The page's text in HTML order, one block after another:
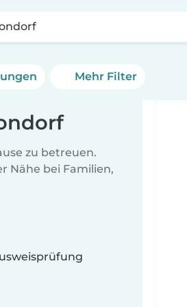
Mehr Filter
zu betreuen.
Nähe bei Familien,